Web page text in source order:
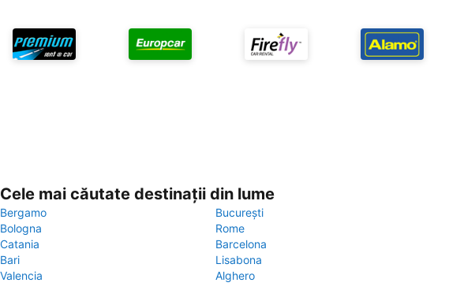
Cele mai căutate destinații din lume
Bergamo
București
Bologna
Rome
Catania
Barcelona
Bari
Lisabona
Valencia
Alghero